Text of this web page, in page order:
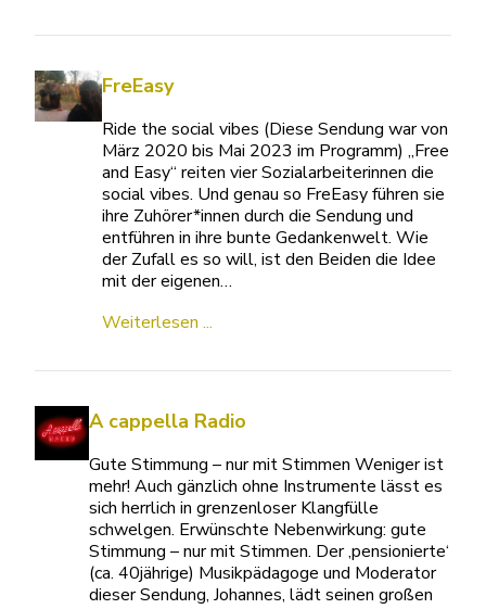
FreEasy
Ride the social vibes (Diese Sendung war von
März 2020 bis Mai 2023 im Programm) „Free
and Easy“ reiten vier Sozialarbeiterinnen die
social vibes. Und genau so FreEasy führen sie
ihre Zuhörer*innen durch die Sendung und
entführen in ihre bunte Gedankenwelt. Wie
der Zufall es so will, ist den Beiden die Idee
mit der eigenen…
Weiterlesen ...
A cappella Radio
Gute Stimmung – nur mit Stimmen Weniger ist
mehr! Auch gänzlich ohne Instrumente lässt es
sich herrlich in grenzenloser Klangfülle
schwelgen. Erwünschte Nebenwirkung: gute
Stimmung – nur mit Stimmen. Der ‚pensionierte‘
(ca. 40jährige) Musikpädagoge und Moderator
dieser Sendung, Johannes, lädt seinen großen